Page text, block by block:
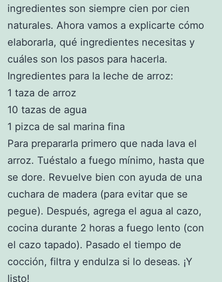
ingredientes son siempre cien por cien
naturales. Ahora vamos a explicarte cómo
elaborarla, qué ingredientes necesitas y
cuáles son los pasos para hacerla.
Ingredientes para la leche de arroz:
1 taza de arroz
10 tazas de agua
1 pizca de sal marina fina
Para prepararla primero que nada lava el
arroz. Tuéstalo a fuego mínimo, hasta que
se dore. Revuelve bien con ayuda de una
cuchara de madera (para evitar que se
pegue). Después, agrega el agua al cazo,
cocina durante 2 horas a fuego lento (con
el cazo tapado). Pasado el tiempo de
cocción, filtra y endulza si lo deseas. ¡Y
listo!